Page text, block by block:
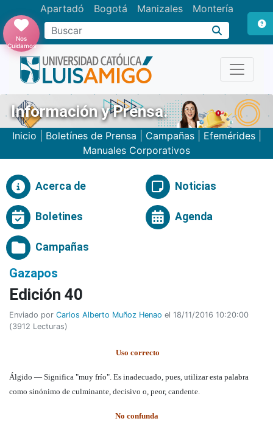
Apartadó Bogotá Manizales Montería
Buscar
Nos
Cuidamos
Información y Prensa.
Inicio Boletínes de Prensa Campañas| Efemérides|
Manuales Corporativos
Acerca de Noticias
Boletines Agenda
Campañas
Gazapos
Edición 40
Enviado por Carlos Alberto Muñoz Henao el 18/11/2016 10:20:00
(3912 Lecturas)
Uso correcto
Álgido — Significa "muy frío". Es inadecuado, pues, utilizar esta palabra
como sinónimo de culminante, decisivo o, peor, candente.
No confunda